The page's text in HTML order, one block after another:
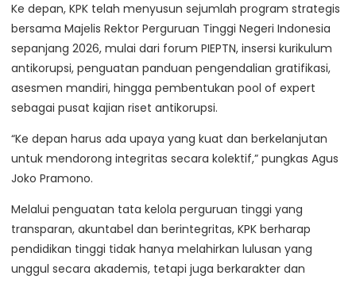
Ke depan, KPK telah menyusun sejumlah program strategis
bersama Majelis Rektor Perguruan Tinggi Negeri Indonesia
sepanjang 2026, mulai dari forum PIEPTN, insersi kurikulum
antikorupsi, penguatan panduan pengendalian gratifikasi,
asesmen mandiri, hingga pembentukan pool of expert
sebagai pusat kajian riset antikorupsi.
“Ke depan harus ada upaya yang kuat dan berkelanjutan
untuk mendorong integritas secara kolektif,” pungkas Agus
Joko Pramono.
Melalui penguatan tata kelola perguruan tinggi yang
transparan, akuntabel dan berintegritas, KPK berharap
pendidikan tinggi tidak hanya melahirkan lulusan yang
unggul secara akademis, tetapi juga berkarakter dan